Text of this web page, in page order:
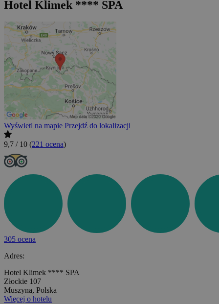
Hotel Klimek **** SPA
Wyświetl na mapie Przejdź do lokalizacji
9,7 / 10 (221 ocena)
305 ocena
Adres:
Hotel Klimek **** SPA
Złockie 107
Muszyna, Polska
Więcej o hotelu